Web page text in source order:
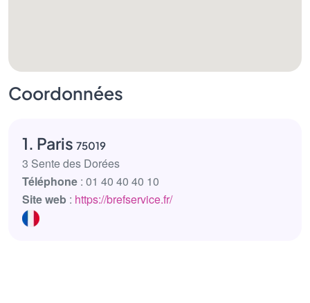
Coordonnées
1. Paris 75019
3 Sente des Dorées
Téléphone : 01 40 40 40 10
Site web : https://brefservice.fr/